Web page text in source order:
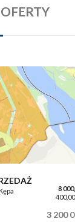
8
3 200